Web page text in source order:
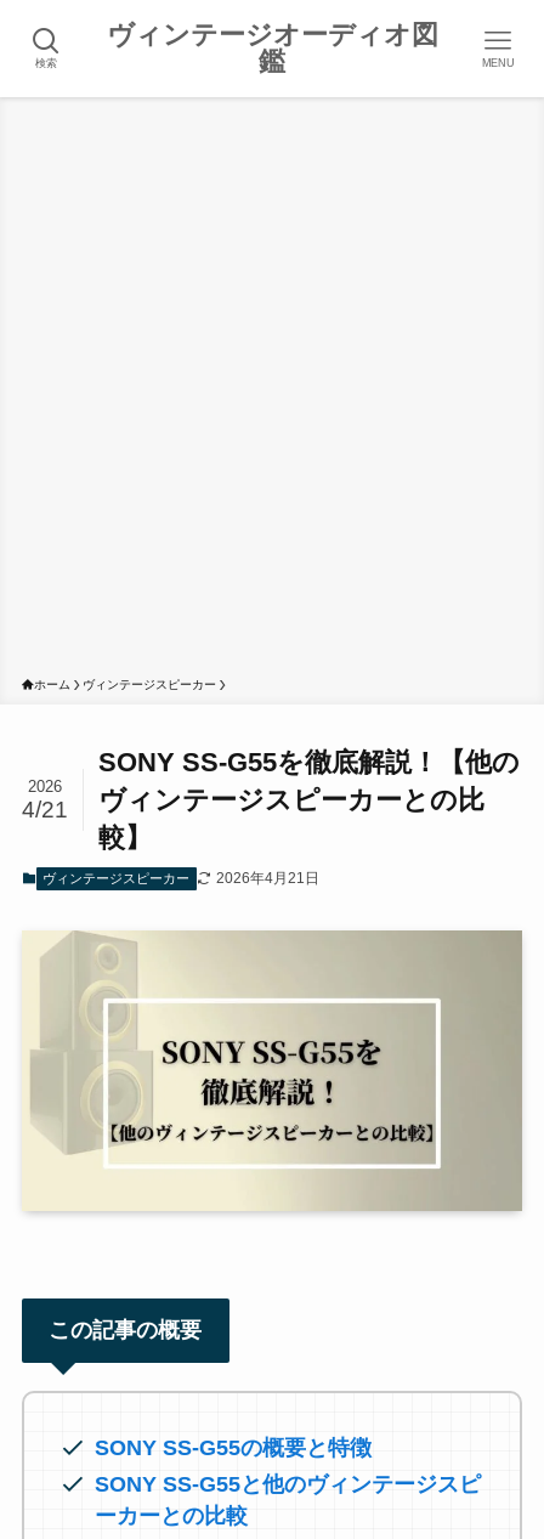
ヴィンテージオーディオ図
鑑
検索 MENU
ホーム ヴィンテージスピーカー
SONY SS-G55を徹底解説！【他の
ヴィンテージスピーカーとの比
較】
2026
4/21
ヴィンテージスピーカー 2026年4月21日
この記事の概要
SONY SS-G55の概要と特徴
SONY SS-G55と他のヴィンテージスピ
ーカーとの比較